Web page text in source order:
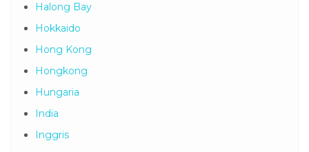
Halong Bay
Hokkaido
Hong Kong
Hongkong
Hungaria
India
Inggris